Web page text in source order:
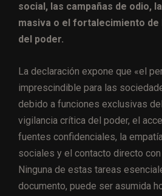
social, las campañas de odio,
masiva o el fortalecimiento
del poder.
La declaración expone que «el
imprescindible para las
debido a funciones exclusivas
vigilancia crítica del poder, el
fuentes confidenciales, la
sociales y el contacto directo
Ninguna de estas tareas
documento, puede ser asumida